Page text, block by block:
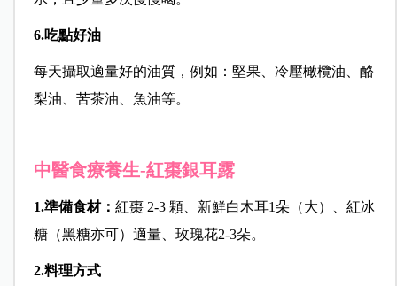
6.吃點好油
每天攝取適量好的油質，例如：堅果、冷壓橄欖油、酪
梨油、苦茶油、魚油等。
中醫食療養生-紅棗銀耳露
1.準備食材： 紅棗 2-3 顆、新鮮白木耳1朵（大）、紅冰
糖（黑糖亦可）適量、玫瑰花2-3朵。
2.料理方式